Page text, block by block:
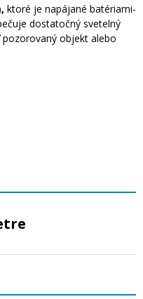
ktoré je napájané batériami-
dostatočný svetelný
objekt alebo